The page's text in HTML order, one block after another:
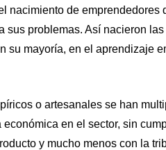
nacimiento de emprendedores
sus problemas. Así nacieron
su mayoría, en el aprendizaje
o artesanales se han
económica en el sector, sin
y mucho menos con la